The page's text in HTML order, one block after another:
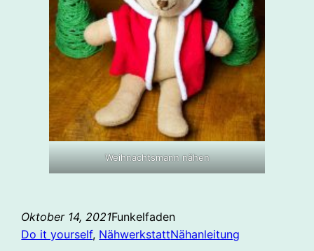
Weihnachtsmann nähen
Oktober 14, 2021Funkelfaden
Do it yourself, NähwerkstattNähanleitung